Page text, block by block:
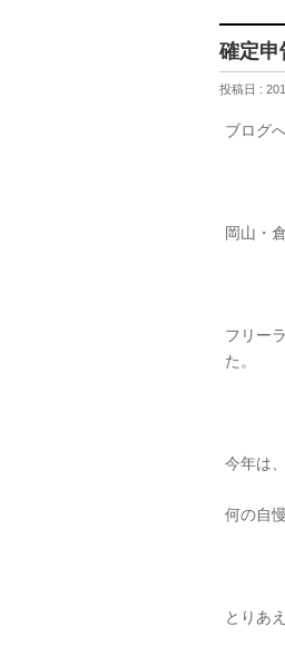
確定申
投稿日 :
ブログ
岡山・
フリー
た。
今年は
何の自
とりあ